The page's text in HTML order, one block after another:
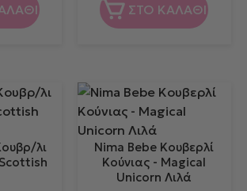
ΣΤΟ ΚΑΛΑΘΙ
λι
Nima Bebe Κουβερλί
Κούνιας - Magical
Unicorn Λιλά